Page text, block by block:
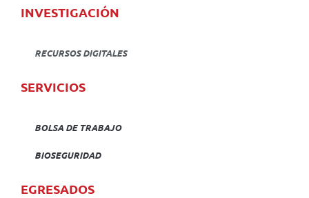
INVESTIGACIÓN
RECURSOS DIGITALES
SERVICIOS
BOLSA DE TRABAJO
BIOSEGURIDAD
EGRESADOS